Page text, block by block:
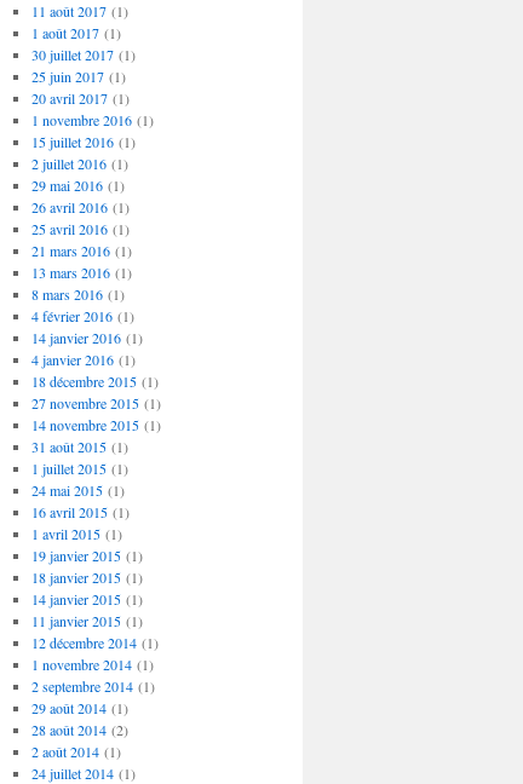
11 août 2017(1)
1 août 2017(1)
30 juillet 2017(1)
25 juin 2017(1)
20 avril 2017(1)
1 novembre 2016(1)
15 juillet 2016(1)
2 juillet 2016(1)
29 mai 2016(1)
26 avril 2016(1)
25 avril 2016(1)
21 mars 2016(1)
13 mars 2016(1)
8 mars 2016(1)
4 février 2016(1)
14 janvier 2016(1)
4 janvier 2016(1)
18 décembre 2015(1)
27 novembre 2015(1)
14 novembre 2015(1)
31 août 2015(1)
1 juillet 2015(1)
24 mai 2015(1)
16 avril 2015(1)
1 avril 2015(1)
19 janvier 2015(1)
18 janvier 2015(1)
14 janvier 2015(1)
11 janvier 2015(1)
12 décembre 2014(1)
1 novembre 2014(1)
2 septembre 2014(1)
29 août 2014(1)
28 août 2014(2)
2 août 2014(1)
24 juillet 2014(1)